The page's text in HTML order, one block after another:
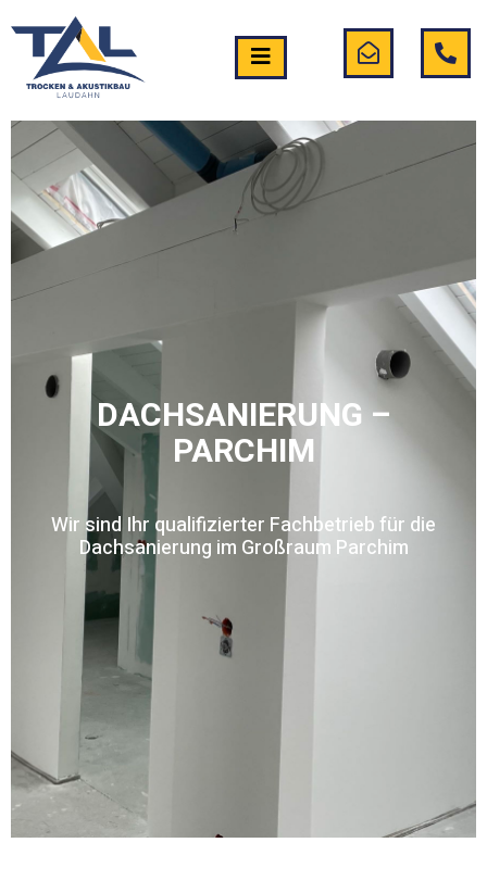
DACHSANIERUNG –
PARCHIM
Wir sind Ihr qualifizierter Fachbetrieb für die
Dachsanierung im Großraum Parchim